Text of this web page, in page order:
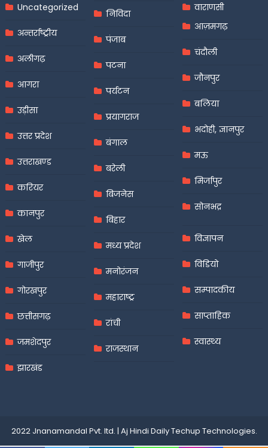
Uncategorized
अन्तर्राष्ट्रीय
अलीगढ़
आगरा
उड़ीसा
उत्तर प्रदेश
उत्तराखण्ड
करियर
कानपुर
खेल
गाजीपुर
गोरखपुर
छत्तीसगढ़
जमशेदपुर
झारखंड
निविदा
पंजाब
पटना
पर्यटन
प्रयागराज
बंगाल
बरेली
बिजनेस
बिहार
मध्य प्रदेश
मनोरंजन
महाराष्ट्र
रांची
राजस्थान
वाराणसी
आज़मगढ़
चंदौली
जौनपुर
बलिया
भदोही, ज्ञानपुर
मऊ
मिर्जापुर
सोनभद्र
विज्ञापन
विडियो
सम्पादकीय
साप्ताहिक
स्वास्थ्य
2022 Jnanamandal Pvt. ltd. | Aj Hindi DailyTechup Technologies.